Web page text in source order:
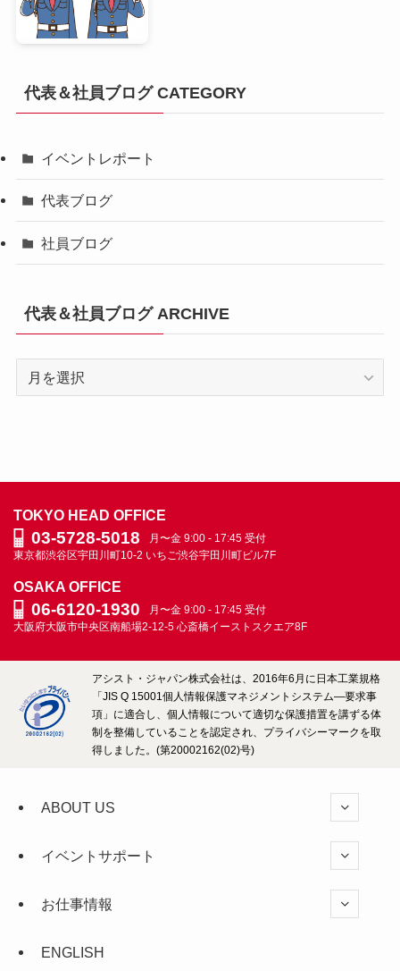
代表＆社員ブログ CATEGORY
イベントレポート
代表ブログ
社員ブログ
代表＆社員ブログ ARCHIVE
ブ
グ
ARCHIVE
TOKYO HEAD OFFICE
03-5728-5018
月〜金 9:00 - 17:45 受付
東京都渋谷区宇田川町10-2 いちご渋谷宇田川町ビル7F
OSAKA OFFICE
06-6120-1930
月〜金 9:00 - 17:45 受付
大阪府大阪市中央区南船場2-12-5 心斎橋イーストスクエア8F
アシスト・ジャパン株式会社は、2016年6月に日本工業規格
「JIS Q 15001個人情報保護マネジメントシステム―要求事
項」に適合し、個人情報について適切な保護措置を講ずる体
制を整備していることを認定され、プライバシーマークを取
得しました。(第20002162(02)号)
ABOUT US
イベントサポート
お仕事情報
ENGLISH